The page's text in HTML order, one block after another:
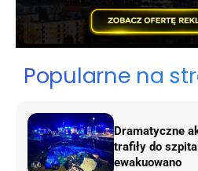
Popularne na
Dramatyczne
trafiły do
ewakuowano